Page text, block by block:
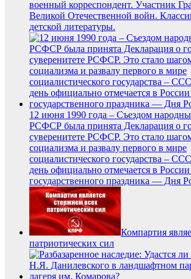
военный корреспондент. Участник
Великой Отечественной войн.
детской литературы.
12 июня 1990 года – Съездом
РСФСР была принята Декларация о
суверенитете РСФСР. Это стало
социализма и развалу первого в мире
социалистического государства –
день официально отмечается в России
государственного праздника — Дня
Компартия
патриотических сил